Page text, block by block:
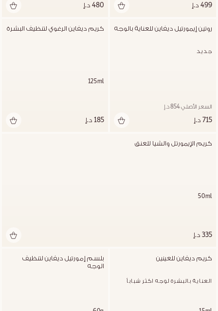
499 د.إ 480 د.إ
روتين إيمورتيل ديفاين للعناية بالوجه
جديد
715 د.إ
السعر الأصلي 854 د.إ
كريم ديفاين الرغوي لتنظيف البشرة
125ml
185 د.إ
كريم الإيمورتل والشيا للعنق
50ml
335 د.إ
كريم ديفاين للعينين
العناية بالبشرة لوجه اكثر شباباُ
الوجه